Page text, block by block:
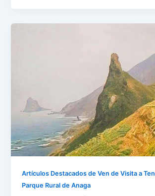
Artículos Destacados de Ven de Visita a
Parque Rural de Anaga